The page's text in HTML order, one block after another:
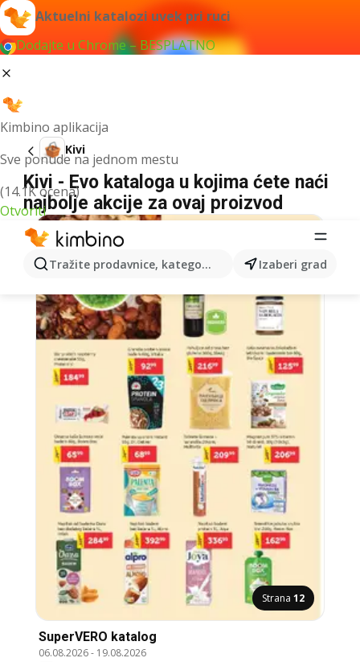
Aktuelni katalozi uvek pri ruci
Dodajte u Chrome – BESPLATNO
Kimbino aplikacija
Sve ponude na jednom mestu
(14.1K ocena)
Otvoriti
Tražite prodavnice, kategorije, proizvode...Izaberi grad
Kivi
Kivi - Evo kataloga u kojima ćete naći
najbolje akcije za ovaj proizvod
Strana 12
SuperVERO katalog
06.08.2026- 19.08.2026